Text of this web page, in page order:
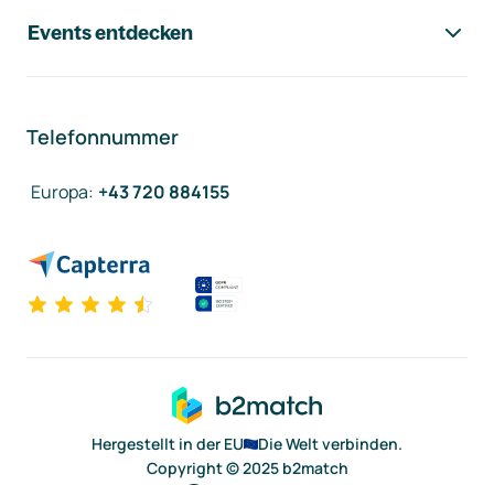
Events entdecken
Telefonnummer
Europa: +43 720 884155
Hergestellt in der EU
Die Welt verbinden.
Copyright © 2025 b2match